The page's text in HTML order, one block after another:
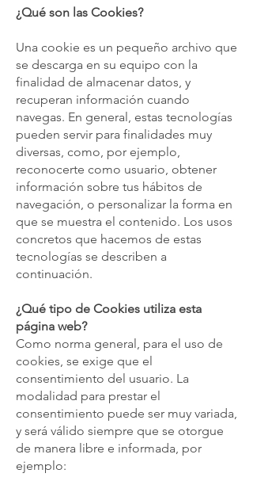
¿Qué son las Cookies?
Una cookie es un pequeño archivo que
se descarga en su equipo con la
finalidad de almacenar datos, y
recuperan información cuando
navegas. En general, estas tecnologías
pueden servir para finalidades muy
diversas, como, por ejemplo,
reconocerte como usuario, obtener
información sobre tus hábitos de
navegación, o personalizar la forma en
que se muestra el contenido. Los usos
concretos que hacemos de estas
tecnologías se describen a
continuación.
¿Qué tipo de Cookies utiliza esta
página web?
Como norma general, para el uso de
cookies, se exige que el
consentimiento del usuario. La
modalidad para prestar el
consentimiento puede ser muy variada,
y será válido siempre que se otorgue
de manera libre e informada, por
ejemplo: